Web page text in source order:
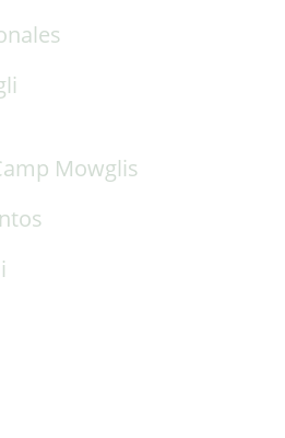
Mowglis